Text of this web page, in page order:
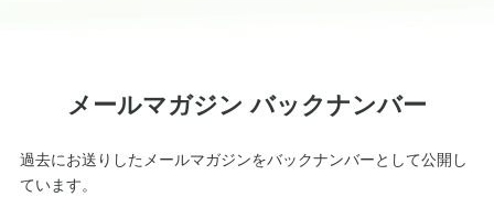
メールマガジン バックナンバー
過去にお送りしたメールマガジンをバックナンバーとして公開し
ています。